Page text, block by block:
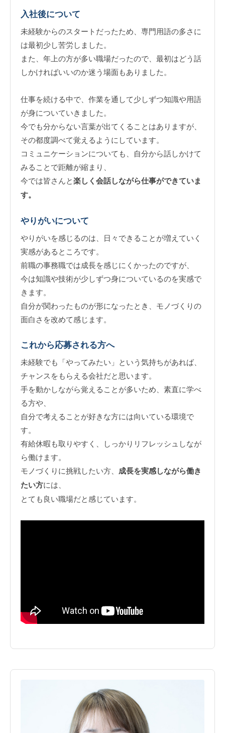
入社後について
未経験からのスタートだったため、専門用語の多さに
は最初少し苦労しました。
また、年上の方が多い職場だったので、最初はどう話
しかければいいのか迷う場面もありました。
仕事を続ける中で、作業を通して少しずつ知識や用語
が身についていきました。
今でも分からない言葉が出てくることはありますが、
その都度調べて覚えるようにしています。
コミュニケーションについても、自分から話しかけて
みることで距離が縮まり、
今では皆さんと楽しく会話しながら仕事ができていま
す。
やりがいについて
やりがいを感じるのは、日々できることが増えていく
実感があるところです。
前職の事務職では成長を感じにくかったのですが、
今は知識や技術が少しずつ身についているのを実感で
きます。
自分が関わったものが形になったとき、モノづくりの
面白さを改めて感じます。
これから応募される方へ
未経験でも「やってみたい」という気持ちがあれば、
チャンスをもらえる会社だと思います。
手を動かしながら覚えることが多いため、素直に学べ
る方や、
自分で考えることが好きな方には向いている環境で
す。
有給休暇も取りやすく、しっかりリフレッシュしなが
ら働けます。
モノづくりに挑戦したい方、 成長を実感しながら働き
たい方には、
とても良い職場だと感じています。